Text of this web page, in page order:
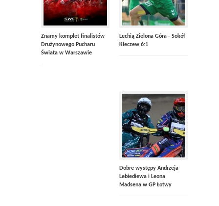
Znamy komplet finalistów
Drużynowego Pucharu
Świata w Warszawie
Lechią Zielona Góra - Sokół
Kleczew 6:1
Dobre występy Andrzeja
Lebiediewa i Leona
Madsena w GP Łotwy